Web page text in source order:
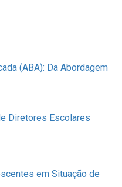
(ABA): Da Abordagem
Diretores Escolares
em Situação de